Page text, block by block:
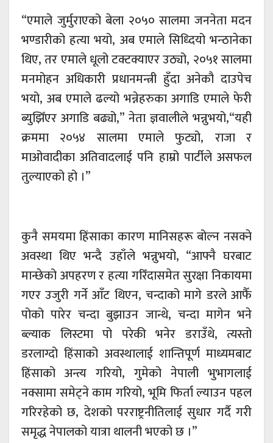
“एमाले जुर्मुराएको बेला २०५० सालमा जननेता मदन
भण्डारीको हत्या भयो, अब एमाले सिध्दियो भन्ठानेका
थिए, तर एमाले धूलो टक्टक्याएर उठ्यो, २०५१ सालमा
मनमोहन अधिकारी प्रधानमन्त्री हुँदा अनेकौ दाउपेच
भयो, अब एमाले ढल्यो भन्नेहरुका अगाडि एमाले फेरी
ब्युझिँएर अगाडि बढ्यो,” नेता ज्ञवालीले भन्नुभयो,“यही
क्रममा २०५४ सालमा एमाले फुट्यो, राजा र
माओवादीका अतिवादलाई पनि हाम्रो पार्टीले असफल
तुल्याएको हो ।”
कुनै समयमा हिंसाका कारण मानिसहरू बोल्न नसक्ने
अवस्था थिए भन्दै उहाँले भन्नुभयो, “आफ्नै घरबाट
मान्छेको अपहरण र हत्या गरिँदासमेत सुरक्षा निकायमा
गएर उजुरी गर्ने आँट थिएन, चन्दाको मागे डरले आफैँ
पोको पारेर चन्दा बुझाउन जान्थे, चन्दा मागेन भने
ब्ल्याक लिस्टमा पो परेकी भनेर डराउँथे, त्यस्तो
डरलाग्दो हिंसाको अवस्थालाई शान्तिपूर्ण माध्यमबाट
हिंसाको अन्त्य गरियो, गुमेको नेपाली भुभागलाई
नक्सामा समेट्ने काम गरियो, भूमि फिर्ता ल्याउन पहल
गरिरहेको छ, देशको परराष्ट्रनीतिलाई सुधार गर्दै गरी
समृद्ध नेपालको यात्रा थालनी भएको छ ।”